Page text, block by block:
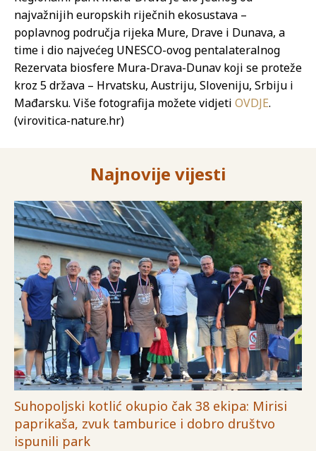
najvažnijih europskih riječnih ekosustava –
poplavnog područja rijeka Mure, Drave i Dunava, a
time i dio najvećeg UNESCO-ovog pentalateralnog
Rezervata biosfere Mura-Drava-Dunav koji se proteže
kroz 5 država – Hrvatsku, Austriju, Sloveniju, Srbiju i
Mađarsku. Više fotografija možete vidjeti OVDJE.
(virovitica-nature.hr)
Najnovije vijesti
Suhopoljski kotlić okupio čak 38 ekipa: Mirisi
paprikaša, zvuk tamburice i dobro društvo
ispunili park